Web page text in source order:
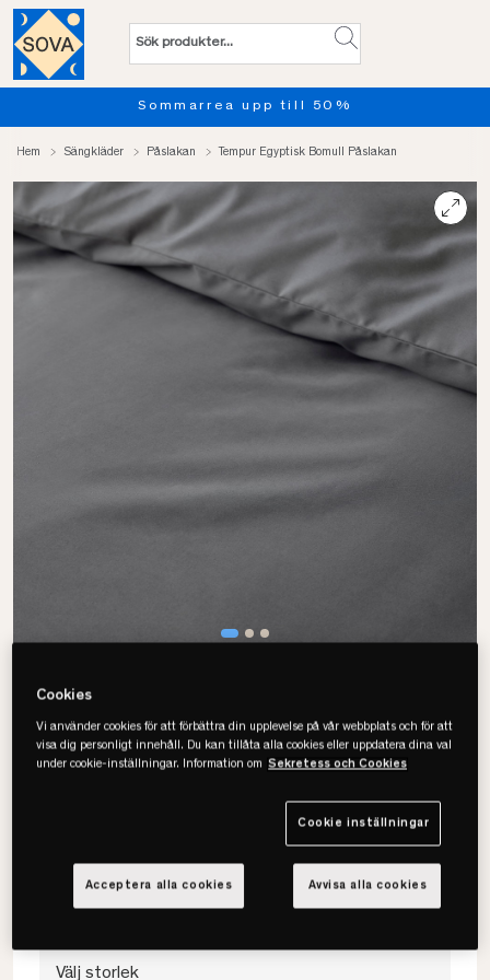
Sommarrea upp till 50%
Hem Sängkläder Påslakan Tempur Egyptisk Bomull Påslakan
Egyptisk Bomull Påslakan
• OEKO-TEX - Certifierad
Välj storlek
Cookies
Vi använder cookies för att förbättra din upplevelse på vår webbplats och för att
visa dig personligt innehåll. Du kan tillåta alla cookies eller uppdatera dina val
under cookie-inställningar. Information om Sekretess och Cookies
Cookie inställningar
Avvisa alla cookies
Acceptera alla cookies